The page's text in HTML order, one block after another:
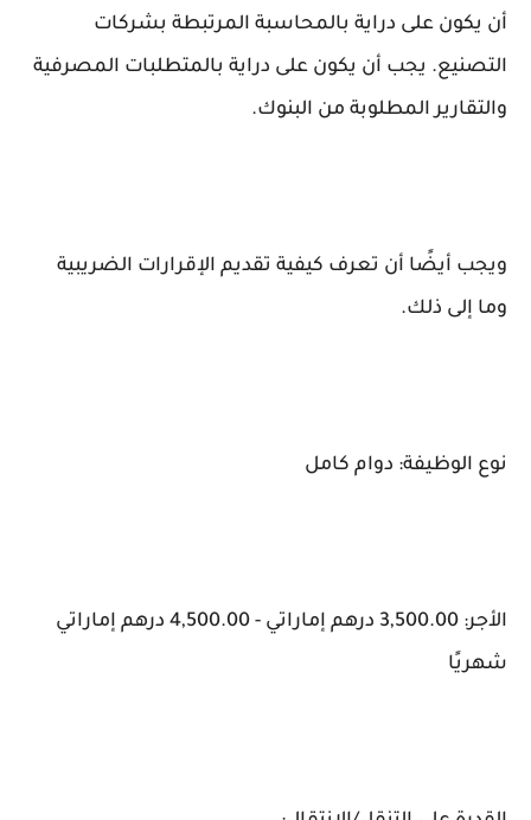
أن يكون على دراية بالمحاسبة المرتبطة بشركات
التصنيع. يجب أن يكون على دراية بالمتطلبات المصرفية
والتقارير المطلوبة من البنوك.
ويجب أيضًا أن تعرف كيفية تقديم الإقرارات الضريبية
وما إلى ذلك.
نوع الوظيفة: دوام كامل
الأجر: 3,500.00 درهم إماراتي - 4,500.00 درهم إماراتي
شهريًا